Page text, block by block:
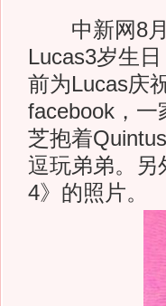
中新网8月2
Lucas3岁生
前为Lucas庆
facebook，一
芝抱着
逗玩弟弟。另
4》的照片。